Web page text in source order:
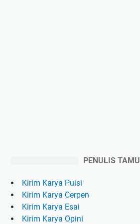
PENULIS TAMU
Kirim Karya Puisi
Kirim Karya Cerpen
Kirim Karya Esai
Kirim Karya Opini